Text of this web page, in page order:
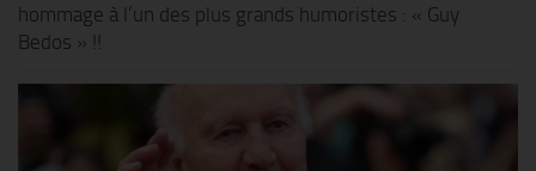
hommage à l’un des plus grands humoristes : « Guy
Bedos » !!